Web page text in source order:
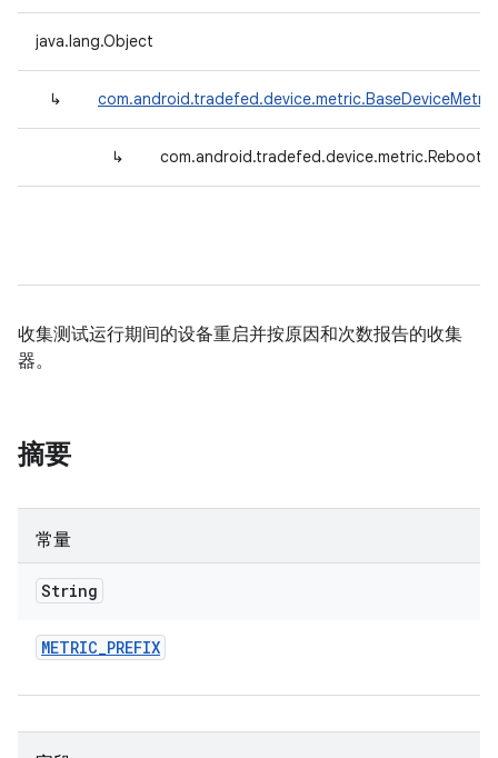
java.lang.Object
↳
↳
收集测试运行期间的设备重启并按原因和次数报告的收集
器。
摘要
常量
String
METRIC_PREFIX